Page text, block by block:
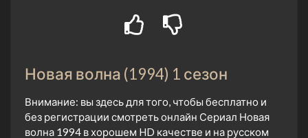
Новая волна (1994) 1 сезон
Внимание: вы здесь для того, чтобы бесплатно и
без регистрации смотреть онлайн Сериал Новая
волна 1994 в хорошем HD качестве и на русском